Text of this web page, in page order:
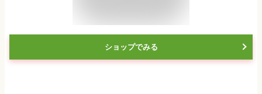
ショップでみる